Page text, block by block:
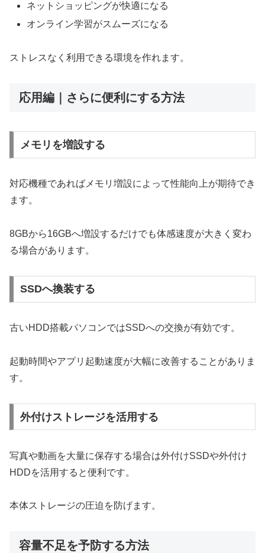
ネットショッピングが快適になる
オンライン学習がスムーズになる
ストレスなく利用できる環境を作れます。
応用編｜さらに便利にする方法
メモリを増設する
対応機種であればメモリ増設によって性能向上が期待でき
ます。
8GBから16GBへ増設するだけでも体感速度が大きく変わ
る場合があります。
SSDへ換装する
古いHDD搭載パソコンではSSDへの交換が有効です。
起動時間やアプリ起動速度が大幅に改善することがありま
す。
外付けストレージを活用する
写真や動画を大量に保存する場合は外付けSSDや外付け
HDDを活用すると便利です。
本体ストレージの圧迫を防げます。
容量不足を予防する方法